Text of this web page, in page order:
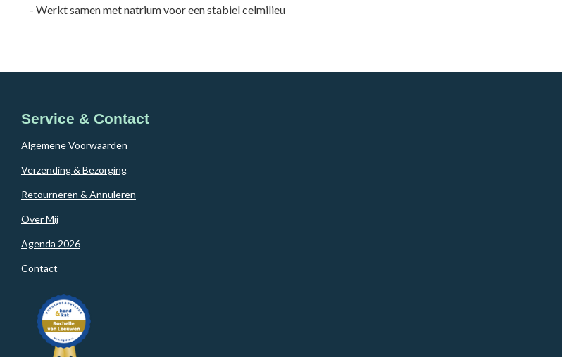
- Werkt samen met natrium voor een stabiel celmilieu
Service & Contact
Algemene Voorwaarden
Verzending & Bezorging
Retourneren & Annuleren
Over Mij
Agenda 2026
Contact